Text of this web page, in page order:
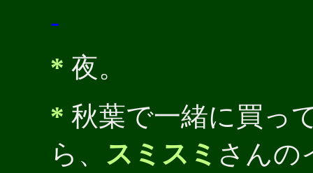
-
* 夜。
* 秋葉で一緒に買っ
ら、 スミスミ さんの